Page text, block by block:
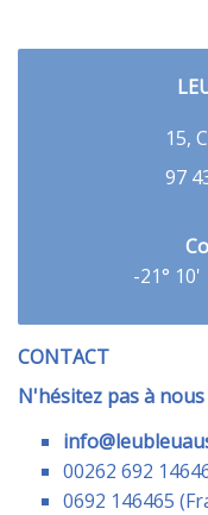
15,
97
-21° 10'
CONTACT
N'hésitez pas à
00262 692
0692 146465